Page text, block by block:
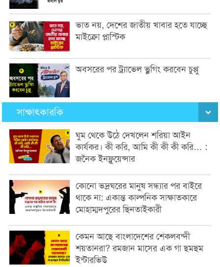
ভাত নয়, দেশের জাতীয় খাবার হতে যাচ্ছে
মাইক্রো প্লাস্টিক
অবসরের পর ট্র্যাভেল ভ্লগিং করবেন চুপ্পু
সাক্ষাৎকারকি
ঘুম থেকে উঠে দেখলেন শরিয়া আইন
কার্যকর। কী করি, আমি কী কী কী করি… :
জনৈক ইনফ্লুয়েন্সার
কোনো ভদ্রঘরের মানুষ সন্ধ্যার পর বাইরে
থাকে না: একান্ত কাল্পনিক সাক্ষাতকারে
মোহাম্মদপুরের ছিনতাইকারী
কেমন আছে বাংলাদেশের শেকলবন্দী
শয়তানরা? রমজান মাসের এক গা ছমছম
ইন্টারভিউ